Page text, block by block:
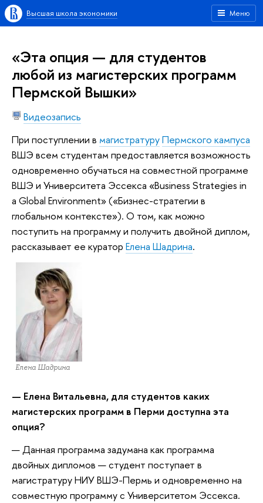
Меню
Высшая школа экономики
«Эта опция — для студентов
любой из магистерских программ
Пермской Вышки»
Видеозапись
При поступлении в магистратуруПермского кампуса
ВШЭ всем студентам предоставляется возможность
одновременно обучаться на совместной программе
ВШЭ и Университета Эссекса «Business Strategies in
a Global Environment» («Бизнес-стратегии в
глобальном контексте»). О том, как можно
поступить на программу и получить двойной диплом,
рассказывает ее куратор Елена Шадрина.
Елена Шадрина
— Елена Витальевна, для студентов каких
магистерских программ в Перми доступна эта
опция?
— Данная программа задумана как программа
двойных дипломов — студент поступает в
магистратуру НИУ ВШЭ-Пермь и одновременно на
совместную программу с Университетом Эссекса.